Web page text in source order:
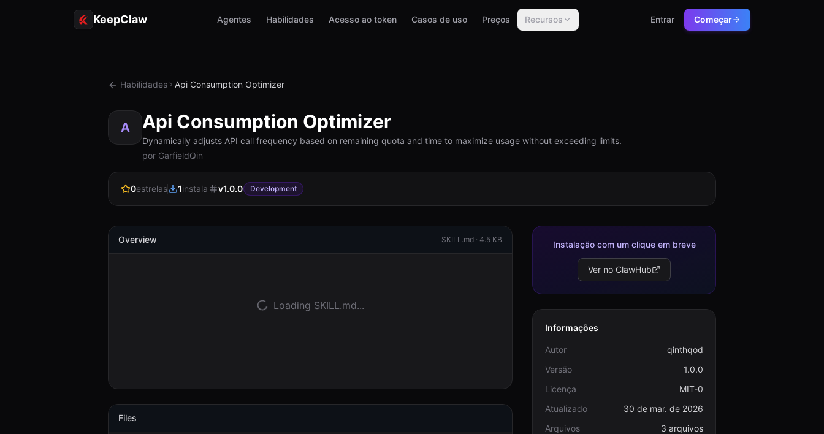
KeepClaw Agentes Habilidades Acesso ao token Casos de uso Preços Recursos Entrar Começar
Habilidades Api Consumption Optimizer
A Api Consumption Optimizer
Dynamically adjusts API call frequency based on remaining quota and time to maximize usage without exceeding limits.
por GarfieldQin
0estrelas 1instala v1.0.0 Development
Overview SKILL.md · 4.5 KB
Loading SKILL.md...
Files
Instalação com um clique em breve
Ver no ClawHub
Informações
Autor
qinthqod
Versão
1.0.0
Licença
MIT-0
Atualizado
30 de mar. de 2026
Arquivos
3 arquivos